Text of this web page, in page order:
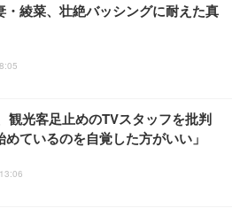
・綾菜、壮絶バッシングに耐えた真
観光客足止めのTVスタッフを批判
めているのを自覚した方がいい」